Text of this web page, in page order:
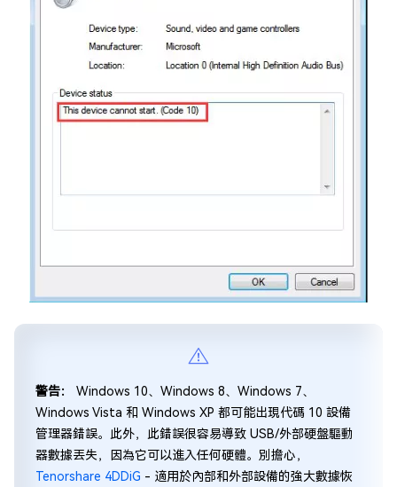
警告：
Windows 10、Windows 8、Windows 7、
Windows Vista 和 Windows XP 都可能出現代碼 10 設備
管理器錯誤。此外，此錯誤很容易導致 USB/外部硬盤驅動
器數據丟失，因為它可以進入任何硬體。別擔心，
Tenorshare 4DDiG - 適用於內部和外部設備的強大數據恢